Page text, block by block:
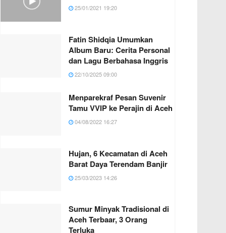
25/01/2021 19:20
Fatin Shidqia Umumkan
Album Baru: Cerita Personal
dan Lagu Berbahasa Inggris
22/10/2025 09:00
Menparekraf Pesan Suvenir
Tamu VVIP ke Perajin di Aceh
04/08/2022 16:27
Hujan, 6 Kecamatan di Aceh
Barat Daya Terendam Banjir
25/03/2023 14:26
Sumur Minyak Tradisional di
Aceh Terbaar, 3 Orang
Terluka